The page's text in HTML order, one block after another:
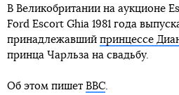
В Великобритании на аукционе
Ford Escort Ghia 1981 года
принадлежавший принцессе
принца Чарльза на свадьбу.
Об этом пишет BBC.